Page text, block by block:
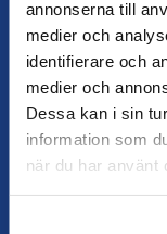
annonserna till
medier och
identifierare och
medier och
Dessa kan i sin
information som
när du har använt
I några fall
I några
utan
Vi åtgärdar
löpande.